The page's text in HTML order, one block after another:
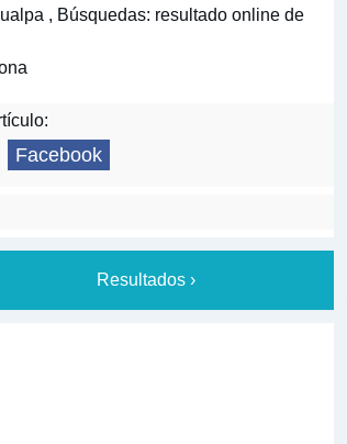
, Búsquedas: resultado online de
Facebook
Resultados ›